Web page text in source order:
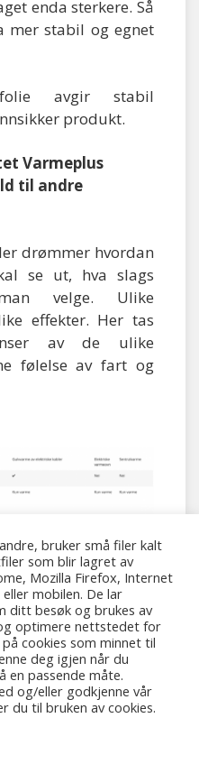
enda sterkere. Så
mer stabil og egnet
avgir stabil
produkt.
Varmeplus
til andre
drømmer hvordan
se ut, hva slags
velge. Ulike
effekter. Her tas
av de ulike
følelse av fart og
bruker små filer kalt
som blir lagret av
Mozilla Firefox, Internet
mobilen. De lar
ditt besøk og brukes av
optimere nettstedet for
cookies som minnet til
deg igjen når du
en passende måte.
og/eller godkjenne vår
du til bruken av cookies.